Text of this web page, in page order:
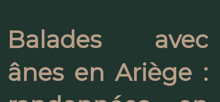
Balades avec
ânes en Ariège :